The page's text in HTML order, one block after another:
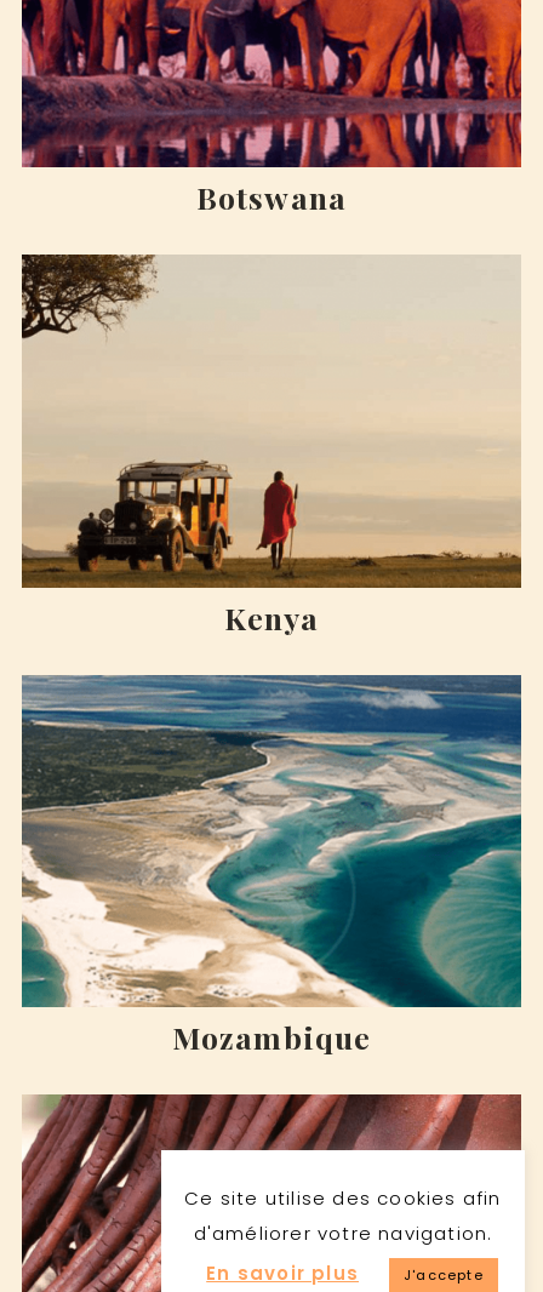
Botswana
Kenya
Mozambique
Ce site utilise des cookies afin
d'améliorer votre navigation.
En savoir plus
J'accepte